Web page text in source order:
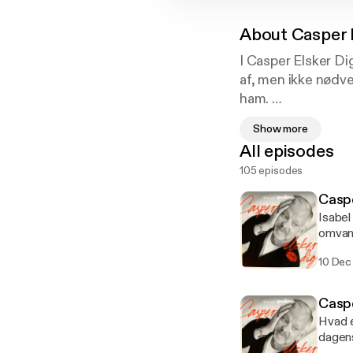
About Casper
I Casper Elsker
af, men ikke
ham.
Podcastens
præmis: Jeg kan
ærligt med
Resultatet er
imellem.
Casper elsker dig
Tryk følg i appen
Show more
All episodes
105 episodes
10
Hvad